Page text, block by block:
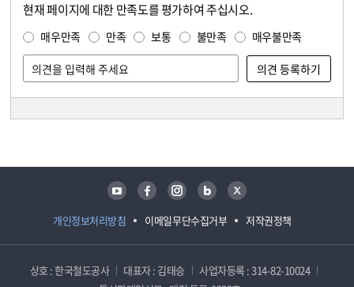
현재 페이지에 대한 만족도를 평가하여 주십시오.
매우만족 만족 보통 불만족 매우불만족
개인정보처리방침 이메일무단수집거부 저작권정책
유튜브 페이스북 인스타그램 블로그 트위터
상호 : 한국철도공사 대표자 : 김태승
사업자등록 : 314-82-10024